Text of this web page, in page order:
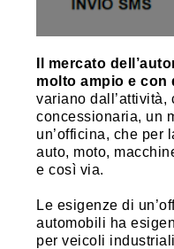
Il mercato
molto ampio e con
variano dall’attività,
concessionaria, un
un’officina, che per
auto, moto,
e così via.
Le esigenze di
automobili ha
per veicoli